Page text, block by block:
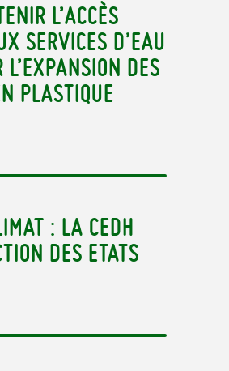
L’ACCÈS
SERVICES D’EAU
DES
PLASTIQUE
: LA CEDH
DES ETATS